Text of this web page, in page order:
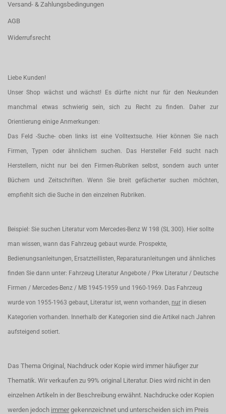
Versand- & Zahlungsbedingungen
AGB
Widerrufsrecht
Liebe Kunden!
Unser Shop wächst und wächst! Es dürfte nicht nur für den Neukunden
manchmal etwas schwierig sein, sich zu Recht zu finden. Daher zur
Orientierung einige Anmerkungen:
Das Feld -Suche- oben links ist eine Volltextsuche. Hier können Sie nach
Firmen, Typen oder ähnlichem suchen. Das Hersteller Feld sucht nach
Herstellern, nicht nur bei den Firmen-Rubriken selbst, sondern auch unter
Büchern und Zeitschriften. Wenn Sie breit gefächerter suchen möchten,
empfiehlt sich die Suche in den einzelnen Rubriken.
Beispiel: Sie suchen Literatur vom Mercedes-Benz W 198 (SL 300). Hier sollte
man wissen, wann das Fahrzeug gebaut wurde. Prospekte,
Bedienungsanleitungen, Ersatzteillisten, Reparaturanleitungen und ähnliches
finden Sie dann unter: Fahrzeug Literatur Angebote / Pkw Literatur / Deutsche
Firmen / Mercedes-Benz / MB 1945-1959 und 1960-1969. Das Fahrzeug
wurde von 1955-1963 gebaut, Literatur ist, wenn vorhanden, nur in diesen
Kategorien vorhanden. Innerhalb der Kategorien sind die Artikel nach Jahren
aufsteigend sotiert.
Das Thema Original, Nachdruck oder Kopie wird immer häufiger zur
Thematik. Wir verkaufen zu 99% original Literatur. Dies wird nicht in den
einzelnen Artikeln in der Beschreibung erwähnt. Nachdrucke oder Kopien
werden jedoch immer gekennzeichnet und unterscheiden sich im Preis